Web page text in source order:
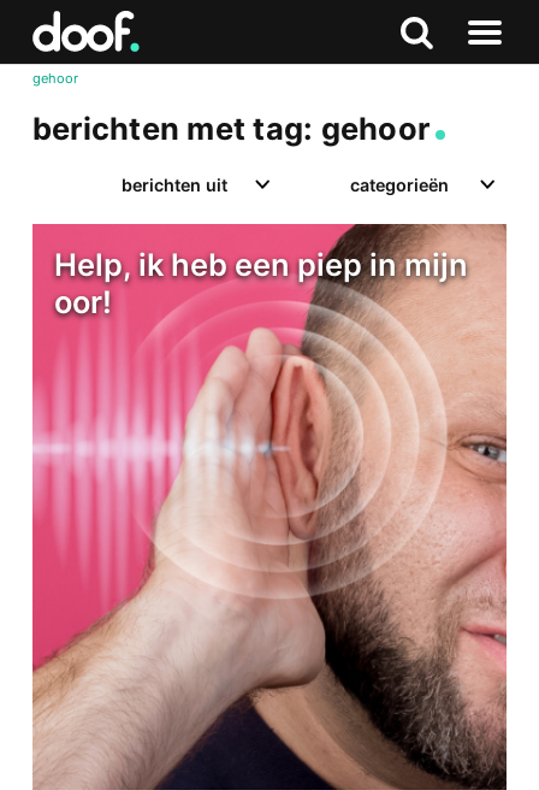
Zoeken
Naar
gehoor
berichten met tag: gehoor
berichten uit categorieën
Help, ik heb een piep in mijn
oor!
Doof.nl
Zoeken